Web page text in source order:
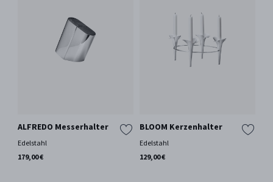
ALFREDO Messerhalter
Edelstahl
179,00 €
BLOOM Kerzenhalter
Edelstahl
129,00 €